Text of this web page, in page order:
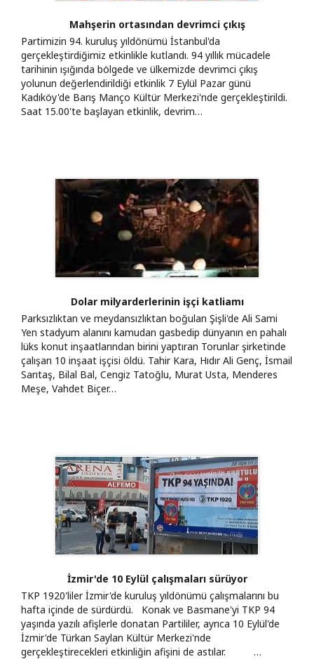
Mahşerin ortasından devrimci çıkış
Partimizin 94. kuruluş yıldönümü İstanbul'da
gerçekleştirdiğimiz etkinlikle kutlandı. 94 yıllık mücadele
tarihinin ışığında bölgede ve ülkemizde devrimci çıkış
yolunun değerlendirildiği etkinlik 7 Eylül Pazar günü
Kadıköy'de Barış Manço Kültür Merkezi'nde gerçekleştirildi.
Saat 15.00'te başlayan etkinlik, devrim…
Dolar milyarderlerinin işçi katliamı
Parksızlıktan ve meydansızlıktan boğulan Şişli'de Ali Sami
Yen stadyum alanını kamudan gasbedip dünyanın en pahalı
lüks konut inşaatlarından birini yaptıran Torunlar şirketinde
çalışan 10 inşaat işçisi öldü. Tahir Kara, Hıdır Ali Genç, İsmail
Sarıtaş, Bilal Bal, Cengiz Tatoğlu, Murat Usta, Menderes
Meşe, Vahdet Biçer…
İzmir'de 10 Eylül çalışmaları sürüyor
TKP 1920'liler İzmir'de kuruluş yıldönümü çalışmalarını bu
hafta içinde de sürdürdü. Konak ve Basmane'yi TKP 94
yaşında yazılı afişlerle donatan Partililer, ayrıca 10 Eylül'de
İzmir'de Türkan Saylan Kültür Merkezi'nde
gerçekleştirecekleri etkinliğin afişini de astılar. …